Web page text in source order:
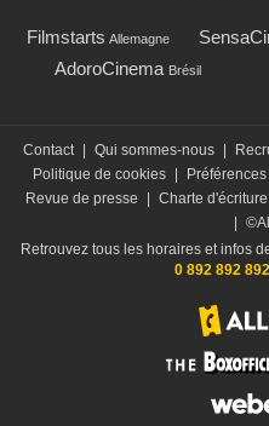
Filmstarts Allemagne
AdoroCinema Brésil
Contact Qui sommes-nous
Politique de cookies
Revue de presse
Charte d'écriture
Retrouvez tous les horaires et infos
0 892 892 892